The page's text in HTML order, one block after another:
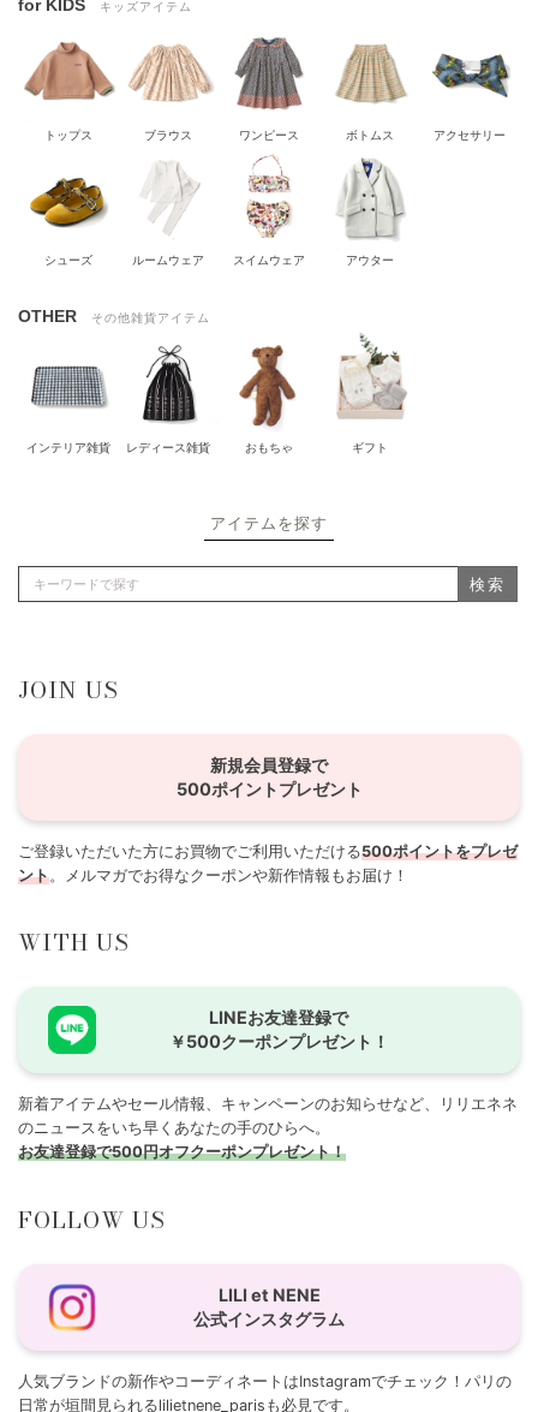
for KIDS キッズアイテム
トップス ブラウス ワンピース ボトムス アクセサリー
シューズ ルームウェア スイムウェア アウター
OTHER その他雑貨アイテム
インテリア雑貨 レディース雑貨 おもちゃ ギフト
アイテムを探す
検索
JOIN US
新規会員登録で
500ポイントプレゼント
ご登録いただいた方にお買物でご利用いただける500ポイントをプレゼ
ント。メルマガでお得なクーポンや新作情報もお届け！
WITH US
LINEお友達登録で
￥500クーポンプレゼント！
新着アイテムやセール情報、キャンペーンのお知らせなど、リリエネネ
のニュースをいち早くあなたの手のひらへ。
お友達登録で500円オフクーポンプレゼント！
FOLLOW US
LILI et NENE
公式インスタグラム
人気ブランドの新作やコーディネートはInstagramでチェック！パリの
日常が垣間見られるlilietnene_paris も必見です。